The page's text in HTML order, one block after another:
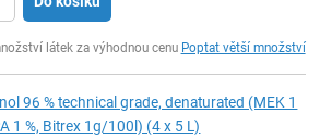
látek za výhodnou cenu Poptat větší množství
96 % technical grade, denaturated (MEK 1
1 %, Bitrex 1g/100l) (4 x 5 L)